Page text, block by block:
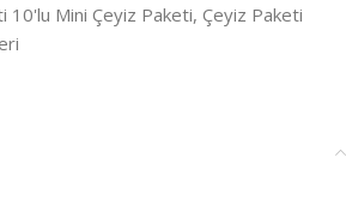
10'lu Mini Çeyiz Paketi, Çeyiz Paketi